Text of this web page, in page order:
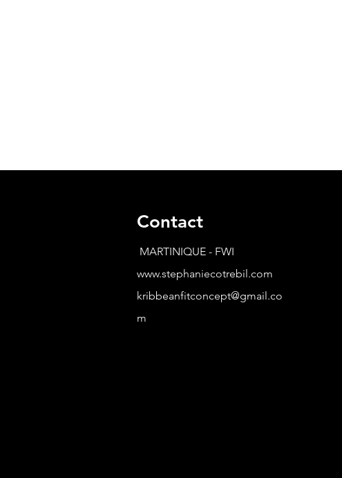
Contact
MARTINIQUE - FWI
www.stephaniecotrebil.com
kribbeanfitconcept@gmail.co
m